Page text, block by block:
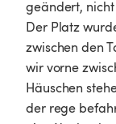
geändert,
Der Platz
zwischen den
wir vorne
Häuschen
der rege